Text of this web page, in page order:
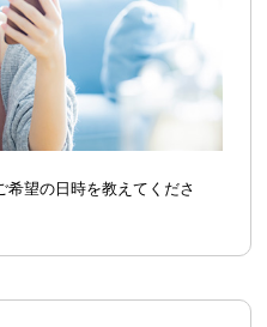
希望の日時を教えてくださ